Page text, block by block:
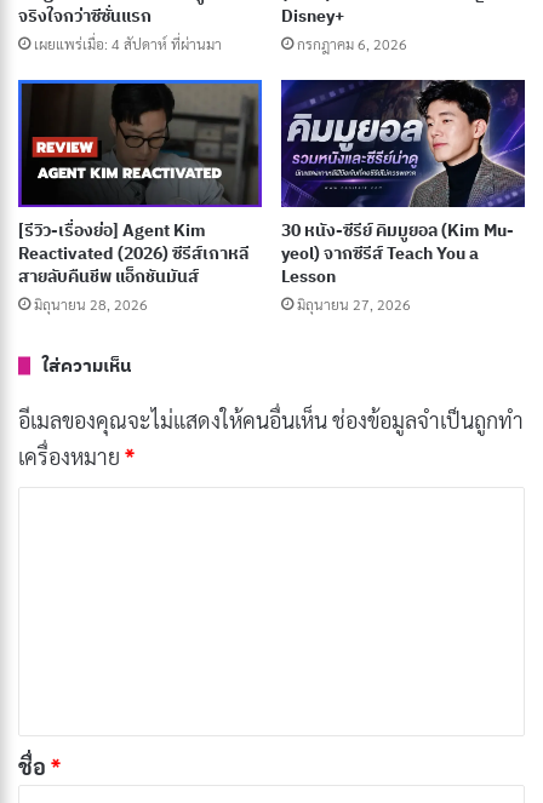
วันที่ออกอากาศ: 16 กุมภาพันธ์ – 10 มีนาคม 2022
นักแสดงนำ: Park Seo-ham, Park Jae-chan
ผู้กำกับ: Kim Soo-jung
จำนวนตอน: 8 ตอน
เรตติ้ง IMDb: 8.5/10
9. Light On Me รักมันมหาศาล (2021)
เรื่องย่อ รักมันมหาศาล
แทกยอง นักเรียนมัธยมปลายอายุ 18 ปี เป็นคนสันโดษมา
จริงใจกว่าซีซั่นแรก
เผยแพร่เมื่อ: 4 สัปดาห์ ที่ผ่านมา
Disney+
กรกฎาคม 6, 2026
[รีวิว-เรื่องย่อ] Agent Kim
Reactivated (2026) ซีรีส์เกาหลี
สายลับคืนชีพ แอ็กชันมันส์
มิถุนายน 28, 2026
30 หนัง-ซีรีย์ คิมมูยอล (Kim Mu-
yeol) จากซีรีส์ Teach You a
Lesson
มิถุนายน 27, 2026
ใส่ความเห็น
อีเมลของคุณจะไม่แสดงให้คนอื่นเห็นช่องข้อมูลจำเป็นถูกทำ
เครื่องหมาย *
*
ชื่อ *